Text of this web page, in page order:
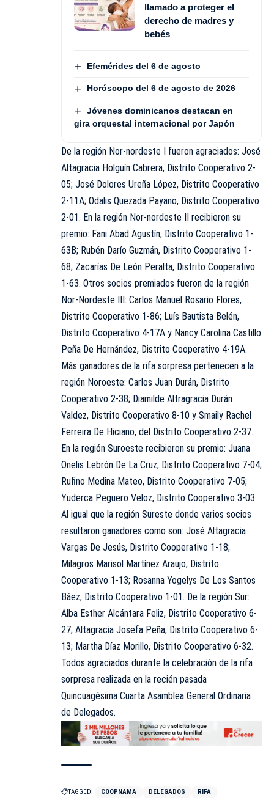
llamado a proteger el
derecho de madres y
bebés
Efemérides del 6 de agosto
Horóscopo del 6 de agosto de 2026
Jóvenes dominicanos destacan en
gira orquestal internacional por Japón
De la región Nor-nordeste I fueron agraciados: José
Altagracia Holguín Cabrera, Distrito Cooperativo 2-
05; José Dolores Ureña López, Distrito Cooperativo
2-11A; Odalis Quezada Payano, Distrito Cooperativo
2-01. En la región Nor-nordeste II recibieron su
premio: Fani Abad Agustín, Distrito Cooperativo 1-
63B; Rubén Darío Guzmán, Distrito Cooperativo 1-
68; Zacarías De León Peralta, Distrito Cooperativo
1-63. Otros socios premiados fueron de la región
Nor-Nordeste III: Carlos Manuel Rosario Flores,
Distrito Cooperativo 1-86; Luís Bautista Belén,
Distrito Cooperativo 4-17A y Nancy Carolina Castillo
Peña De Hernández, Distrito Cooperativo 4-19A.
Más ganadores de la rifa sorpresa pertenecen a la
región Noroeste: Carlos Juan Durán, Distrito
Cooperativo 2-38; Diamilde Altragracia Durán
Valdez, Distrito Cooperativo 8-10 y Smaily Rachel
Ferreira De Hiciano, del Distrito Cooperativo 2-37.
En la región Suroeste recibieron su premio: Juana
Onelis Lebrón De La Cruz, Distrito Cooperativo 7-04;
Rufino Medina Mateo, Distrito Cooperativo 7-05;
Yuderca Peguero Veloz, Distrito Cooperativo 3-03.
Al igual que la región Sureste donde varios socios
resultaron ganadores como son: José Altagracia
Vargas De Jesús, Distrito Cooperativo 1-18;
Milagros Marisol Martínez Araujo, Distrito
Cooperativo 1-13; Rosanna Yogelys De Los Santos
Báez, Distrito Cooperativo 1-01. De la región Sur:
Alba Esther Alcántara Feliz, Distrito Cooperativo 6-
27; Altagracia Josefa Peña, Distrito Cooperativo 6-
13; Martha Díaz Morillo, Distrito Cooperativo 6-32.
Todos agraciados durante la celebración de la rifa
sorpresa realizada en la recién pasada
Quincuagésima Cuarta Asamblea General Ordinaria
de Delegados.
TAGGED: COOPNAMA DELEGADOS RIFA